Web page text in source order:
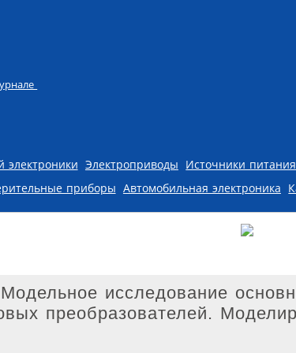
электроники Электроприводы Источники питания
приборы Автомобильная электроника
исследование
преобразователей.